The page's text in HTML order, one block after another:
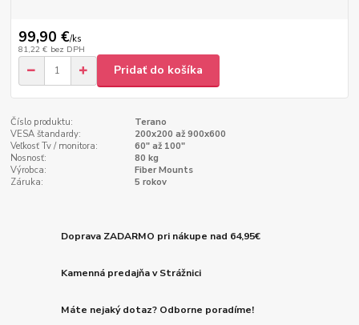
99,90 €/ks
81,22 € bez DPH
Pridať do košíka
Číslo produktu:
Terano
VESA štandardy:
200x200 až 900x600
Veľkosť Tv / monitora:
60" až 100"
Nosnosť:
80 kg
Výrobca:
Fiber Mounts
Záruka:
5 rokov
Doprava ZADARMO pri nákupe nad 64,95€
Kamenná predajňa v Strážnici
Máte nejaký dotaz? Odborne poradíme!